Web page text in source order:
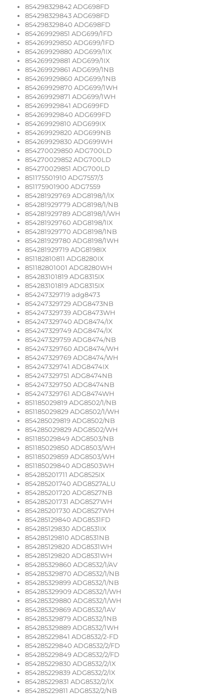
854298329842 ADG698FD
854298329843 ADG698FD
854298329840 ADG698FD
854269929851 ADG699/1FD
854269929850 ADG699/1FD
854269929880 ADG699/1IX
854269929881 ADG699/1IX
854269929861 ADG699/1NB
854269929860 ADG699/1NB
854269929870 ADG699/1WH
854269929871 ADG699/1WH
854269929841 ADG699FD
854269929840 ADG699FD
854269929810 ADG699IX
854269929820 ADG699NB
854269929830 ADG699WH
854270029850 ADG700LD
854270029852 ADG700LD
854270029851 ADG700LD
851175501910 ADG7557/3
851175901900 ADG7559
854281929769 ADG8198/1/IX
854281929779 ADG8198/1/NB
854281929789 ADG8198/1/WH
854281929760 ADG8198/1IX
854281929770 ADG8198/1NB
854281929780 ADG8198/1WH
854281929719 ADG8198IX
851182810811 ADG8280IX
851182801001 ADG8280WH
854283101819 ADG8315IX
854283101819 ADG8315IX
854247329719 adg8473
854247329729 ADG8473NB
854247329739 ADG8473WH
854247329740 ADG8474/IX
854247329749 ADG8474/IX
854247329759 ADG8474/NB
854247329760 ADG8474/WH
854247329769 ADG8474/WH
854247329741 ADG8474IX
854247329751 ADG8474NB
854247329750 ADG8474NB
854247329761 ADG8474WH
851185029819 ADG8502/1/NB
851185029829 ADG8502/1/WH
854285029819 ADG8502/NB
854285029829 ADG8502/WH
851185029849 ADG8503/NB
851185029850 ADG8503/WH
851185029859 ADG8503/WH
851185029840 ADG8503WH
854285201711 ADG8525IX
854285201740 ADG8527ALU
854285201720 ADG8527NB
854285201731 ADG8527WH
854285201730 ADG8527WH
854285129840 ADG8531FD
854285129830 ADG8531IX
854285129810 ADG8531NB
854285129820 ADG8531WH
854285129820 ADG8531WH
854285329860 ADG8532/1/AV
854285329870 ADG8532/1/NB
854285329899 ADG8532/1/NB
854285329909 ADG8532/1/WH
854285329880 ADG8532/1/WH
854285329869 ADG8532/1AV
854285329879 ADG8532/1NB
854285329889 ADG8532/1WH
854285229841 ADG8532/2-FD
854285229840 ADG8532/2/FD
854285229849 ADG8532/2/FD
854285229830 ADG8532/2/IX
854285229839 ADG8532/2/IX
854285229831 ADG8532/2/IX
854285229811 ADG8532/2/NB